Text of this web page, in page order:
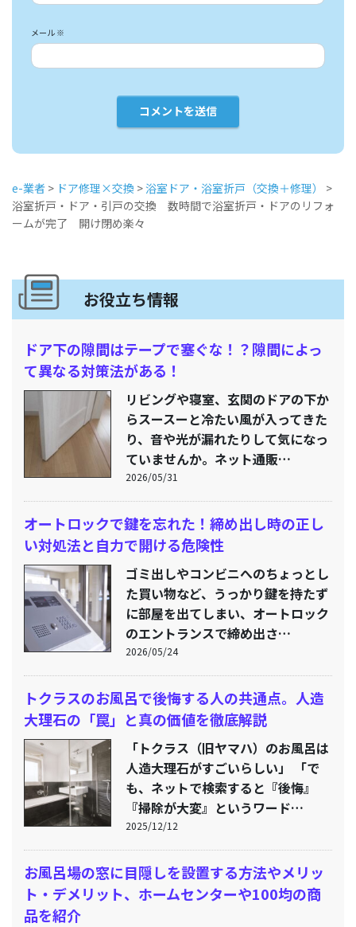
メール ※
e-業者 > ドア修理×交換 > 浴室ドア・浴室折戸（交換＋修理）
>
浴室折戸・ドア・引戸の交換 数時間で浴室折戸・ドアのリフォ
ームが完了 開け閉め楽々
お役立ち情報
ドア下の隙間はテープで塞ぐな！？隙間によっ
て異なる対策法がある！
リビングや寝室、玄関のドアの下か
らスースーと冷たい風が入ってきた
り、音や光が漏れたりして気になっ
ていませんか。ネット通販…
2026/05/31
オートロックで鍵を忘れた！締め出し時の正し
い対処法と自力で開ける危険性
ゴミ出しやコンビニへのちょっとし
た買い物など、うっかり鍵を持たず
に部屋を出てしまい、オートロック
のエントランスで締め出さ…
2026/05/24
トクラスのお風呂で後悔する人の共通点。人造
大理石の「罠」と真の価値を徹底解説
「トクラス（旧ヤマハ）のお風呂は
人造大理石がすごいらしい」 「で
も、ネットで検索すると『後悔』
『掃除が大変』というワード…
2025/12/12
お風呂場の窓に目隠しを設置する方法やメリッ
ト・デメリット、ホームセンターや100均の商
品を紹介